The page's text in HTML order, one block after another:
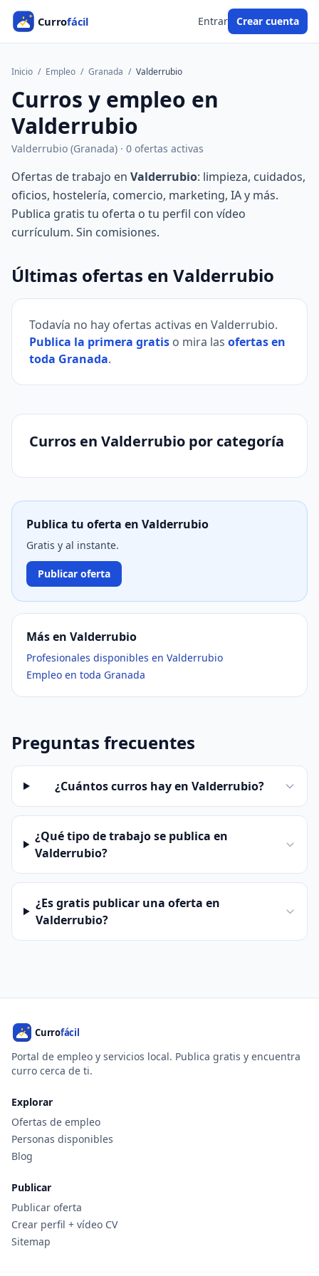
Entrar Crear cuenta
Inicio / Empleo / Granada / Valderrubio
Curros y empleo en
Valderrubio
Valderrubio (Granada) · 0 ofertas activas
Ofertas de trabajo en Valderrubio: limpieza, cuidados,
oficios, hostelería, comercio, marketing, IA y más.
Publica gratis tu oferta o tu perfil con vídeo
currículum. Sin comisiones.
Últimas ofertas en Valderrubio
Todavía no hay ofertas activas en Valderrubio.
Publica la primera gratis o mira las ofertas en
toda Granada.
Curros en Valderrubio por categoría
Publica tu oferta en Valderrubio
Gratis y al instante.
Publicar oferta
Más en Valderrubio
Profesionales disponibles en Valderrubio
Empleo en toda Granada
Preguntas frecuentes
¿Cuántos curros hay en Valderrubio?
¿Qué tipo de trabajo se publica en
Valderrubio?
¿Es gratis publicar una oferta en
Valderrubio?
Portal de empleo y servicios local. Publica gratis y encuentra
curro cerca de ti.
Explorar
Ofertas de empleo
Personas disponibles
Blog
Publicar
Publicar oferta
Crear perfil + vídeo CV
Sitemap